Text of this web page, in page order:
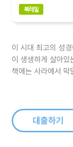
북레일
이 시대 최고의 성
이 생생하게 살아있
책에는 사라에서 막
대출하기